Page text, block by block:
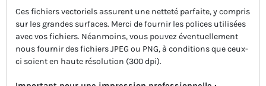
Ces fichiers vectoriels assurent une netteté parfaite, y compris
sur les grandes surfaces. Merci de fournir les polices utilisées
avec vos fichiers. Néanmoins, vous pouvez éventuellement
nous fournir des fichiers JPEG ou PNG, à conditions que ceux-
ci soient en haute résolution (300 dpi).